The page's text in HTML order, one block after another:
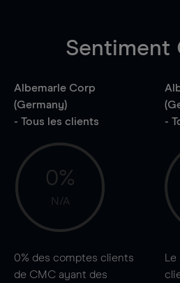
Sentiment
Albemarle Corp
(Germany)
- Tous les clients
0%
N/A
0% des comptes clients
de CMC ayant des
-